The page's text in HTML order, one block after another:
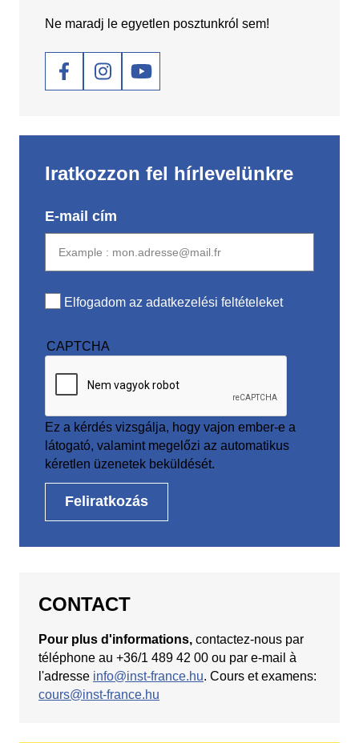
Ne maradj le egyetlen posztunkról sem!
Social
Iratkozzon fel hírlevelünkre
E-mail cím
Elfogadom az adatkezelési feltételeket
CAPTCHA
Ez a kérdés vizsgálja, hogy vajon ember-e a
látogató, valamint megelőzi az automatikus
kéretlen üzenetek beküldését.
CONTACT
Pour plus d'informations, contactez-nous par
téléphone au +36/1 489 42 00 ou par e-mail à
l'adresse info@inst-france.hu. Cours et examens:
cours@inst-france.hu